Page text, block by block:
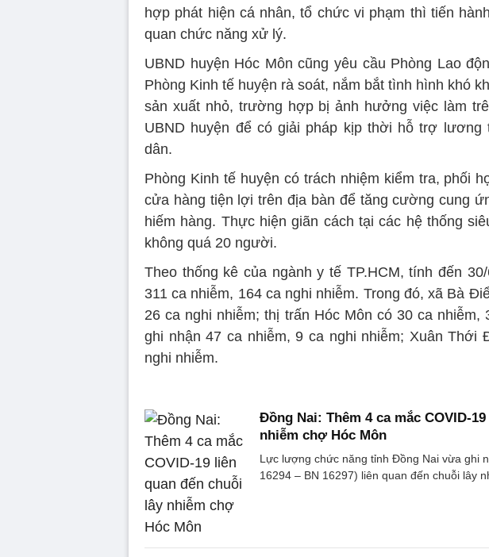
hợp phát hiện cá nhân, tổ chức vi phạm thì tiến
quan chức năng xử lý.
UBND huyện Hóc Môn cũng yêu cầu Phòng Lao
Phòng Kinh tế huyện rà soát, nắm bắt tình hình khó
sản xuất nhỏ, trường hợp bị ảnh hưởng việc làm
UBND huyện để có giải pháp kịp thời hỗ trợ
dân.
Phòng Kinh tế huyện có trách nhiệm kiểm tra, phối
cửa hàng tiện lợi trên địa bàn để tăng cường cung
hiếm hàng. Thực hiện giãn cách tại các hệ thống
không quá 20 người.
Theo thống kê của ngành y tế TP.HCM, tính đến
311 ca nhiễm, 164 ca nghi nhiễm. Trong đó, xã Bà
26 ca nghi nhiễm; thị trấn Hóc Môn có 30 ca nhiễm,
ghi nhận 47 ca nhiễm, 9 ca nghi nhiễm; Xuân Thới
nghi nhiễm.
Đồng Nai: Thêm 4 ca mắc COVID-
nhiễm chợ Hóc Môn
Lực lượng chức năng tỉnh Đồng Nai vừa ghi
16294 – BN 16297) liên quan đến chuỗi lây